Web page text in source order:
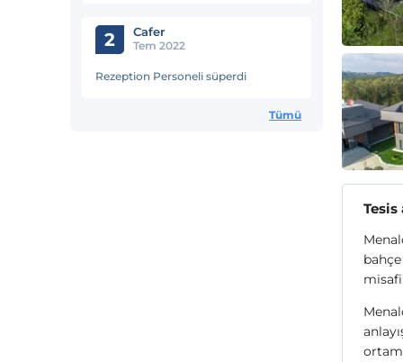
zaman geçirmek için yardımcı
olmaya yönelikti.
2 Cafer
Tem 2022
Rezeption Personeli süperdi
Tümü
Tesis